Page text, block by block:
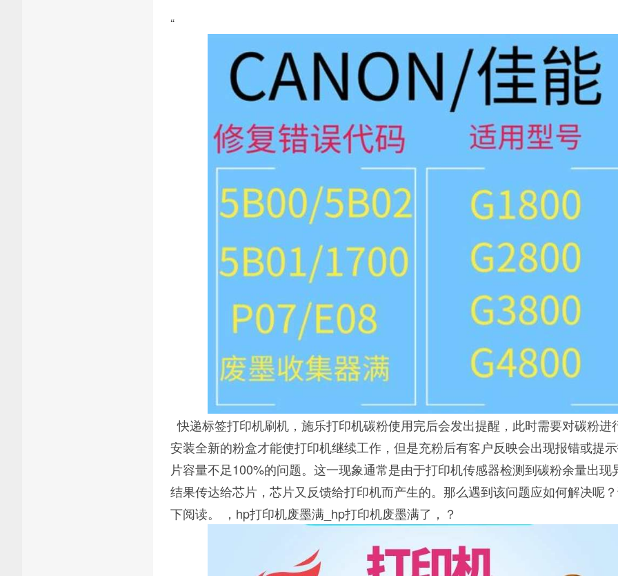
“
快递标签打印机刷机，施乐打印机碳粉使用完后会发出提醒，此时需要对碳粉进
安装全新的粉盒才能使打印机继续工作，但是充粉后有客户反映会出现报错或提
片容量不足100%的问题。这一现象通常是由于打印机传感器检测到碳粉余量出现
结果传达给芯片，芯片又反馈给打印机而产生的。那么遇到该问题应如何解决呢
下阅读。 ，hp打印机废墨满_hp打印机废墨满了，？